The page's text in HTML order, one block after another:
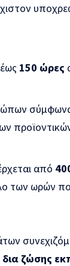
έως 150 ώρες
σύμφωνα
από
των ωρών
δια ζώσης